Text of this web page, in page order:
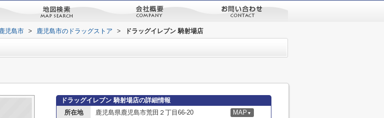
児島市 > 鹿児島市のドラッグストア > ドラッグイレブン 騎射場店
ドラッグイレブン 騎射場店の詳細情報
所在地
鹿児島県鹿児島市荒田２丁目66-20 MAP ▼